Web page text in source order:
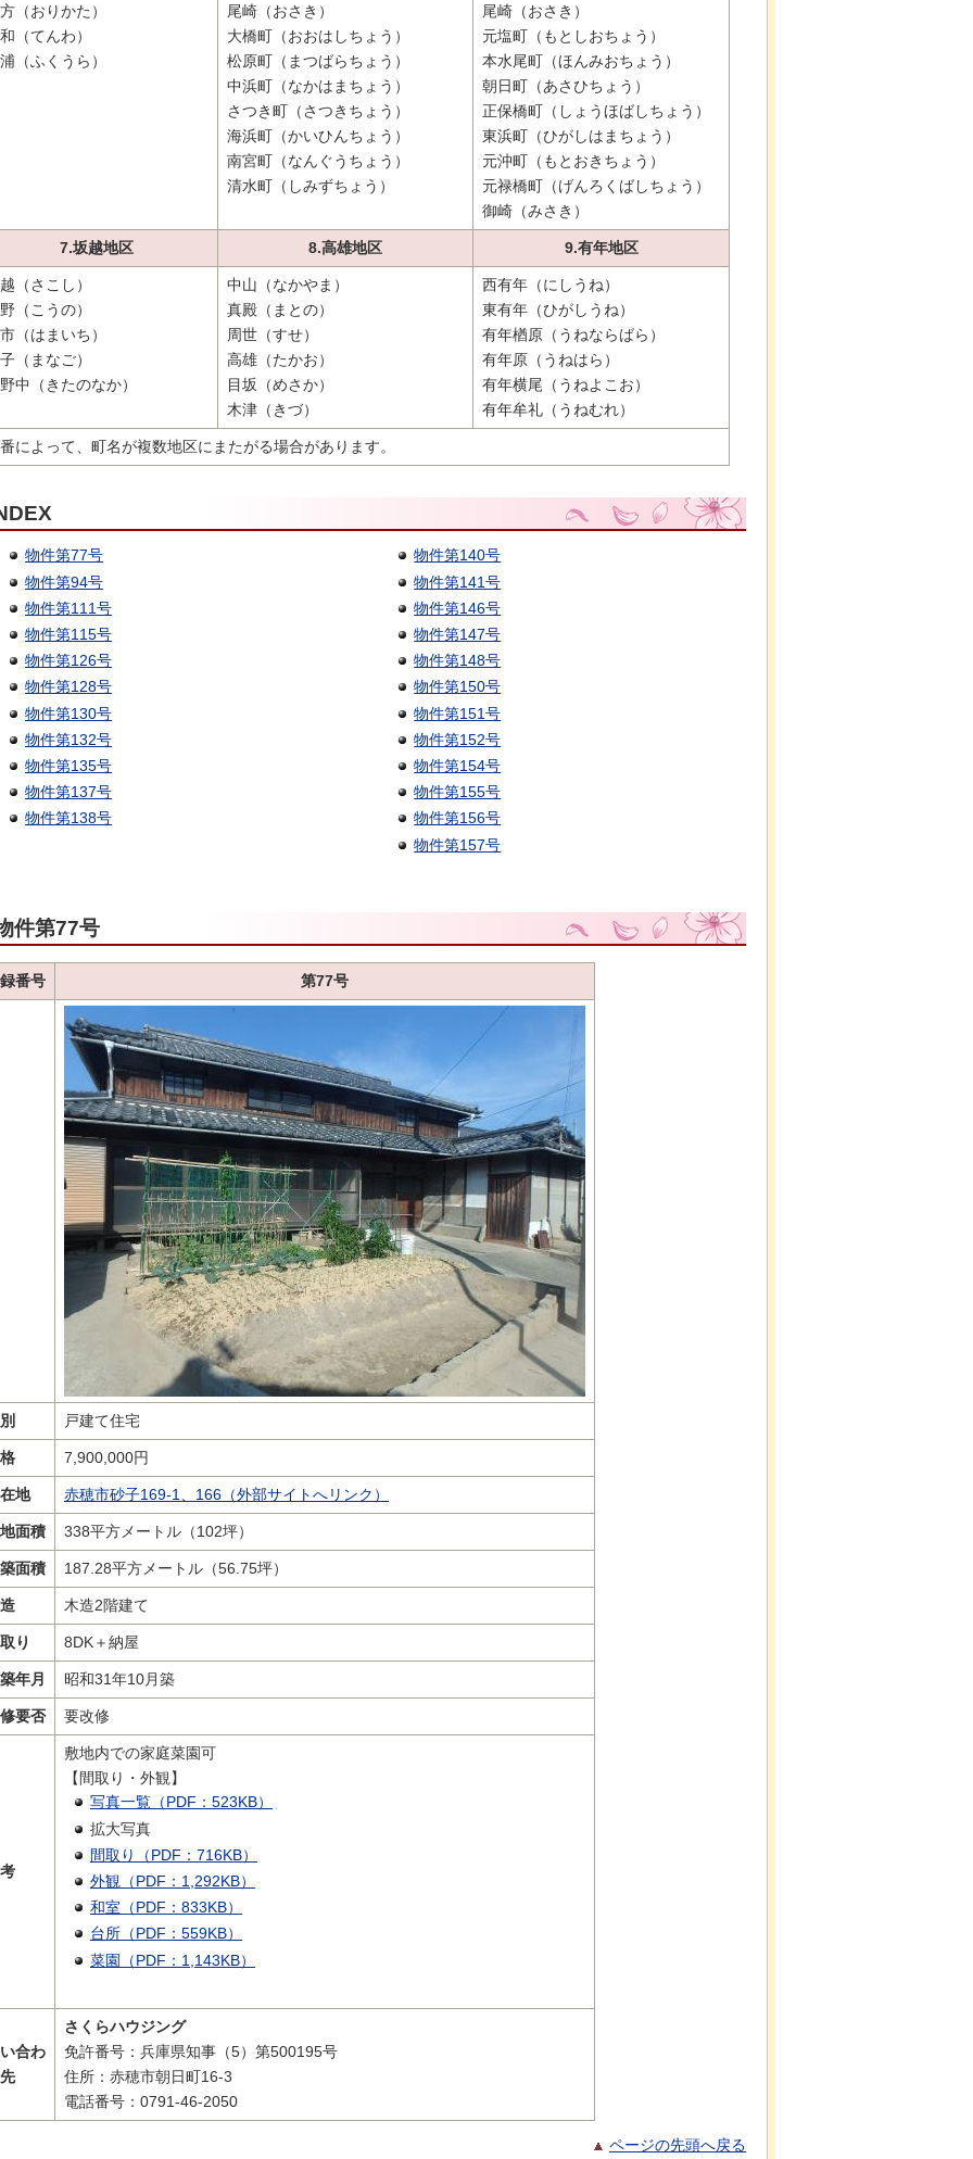
（おりかた）
（てんわ）
（ふくうら）
尾崎（おさき）
大橋町（おおはしちょう）
松原町（まつばらちょう）
中浜町（なかはまちょう）
さつき町（さつきちょう）
海浜町（かいひんちょう）
南宮町（なんぐうちょう）
清水町（しみずちょう）
尾崎（おさき）
元塩町（もとしおちょう）
本水尾町（ほんみおちょう）
朝日町（あさひちょう）
正保橋町（しょうほばしちょう）
東浜町（ひがしはまちょう）
元沖町（もとおきちょう）
元禄橋町（げんろくばしちょう）
御崎（みさき）
7.坂越地区 8.高雄地区 9.有年地区
（さこし）
（こうの）
（はまいち）
（まなご）
中（きたのなか）
中山（なかやま）
真殿（まとの）
周世（すせ）
高雄（たかお）
目坂（めさか）
木津（きづ）
西有年（にしうね）
東有年（ひがしうね）
有年楢原（うねならばら）
有年原（うねはら）
有年横尾（うねよこお）
有年牟礼（うねむれ）
によって、町名が複数地区にまたがる場合があります。
物件第77号
物件第94号
物件第111号
物件第115号
物件第126号
物件第128号
物件第130号
物件第132号
物件第135号
物件第137号
物件第138号
物件第140号
物件第141号
物件第146号
物件第147号
物件第148号
物件第150号
物件第151号
物件第152号
物件第154号
物件第155号
物件第156号
物件第157号
件第77号
番号 第77号
戸建て住宅
7,900,000円
地 赤穂市砂子169-1、166（外部サイトへリンク）
面積 338平方メートル（102坪）
面積 187.28平方メートル（56.75坪）
木造2階建て
り 8DK＋納屋
年月 昭和31年10月築
要否 要改修
敷地内での家庭菜園可
【間取り・外観】
写真一覧（PDF：523KB）
拡大写真
間取り（PDF：716KB）
外観（PDF：1,292KB）
和室（PDF：833KB）
台所（PDF：559KB）
菜園（PDF：1,143KB）
合わ
さくらハウジング
免許番号：兵庫県知事（5）第500195号
住所：赤穂市朝日町16-3
電話番号：0791-46-2050
ページの先頭へ戻る